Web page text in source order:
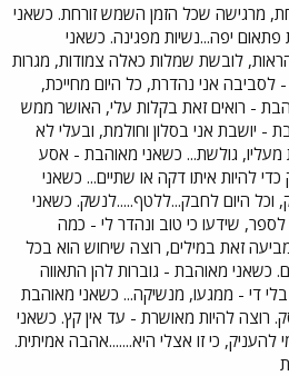
מרגישה שכל הזמן השמש זורחת. כשאני
יפה...נשיות מפגינה. כשאני
לובשת שמלות כאלה צמודות, מגרות
לסביבה אני נהדרת, כל היום מחייכת,
- רואים זאת בקלות עלי, האושר ממש
- יושבת אני בסלון וחולמת, ובעלי לא
מעליו, גולשת... כשאני מאוהבת - אסע
כדי להיות איתו דקה או שתיים... כשאני
וכל היום לחבק...ללטף.....לנשק. כשאני
שידעו כי טוב ונהדר לי - כמה
זאת במילים, רוצה שיחוש הוא בכל
כשאני מאוהבת - גוברות להן התאווה
די - ממגעו, מנשיקה... כשאני מאוהבת
רוצה להיות מאושרת - עד אין קץ. כשאני
כי זו אצלי היא.......אהבה אמיתית.